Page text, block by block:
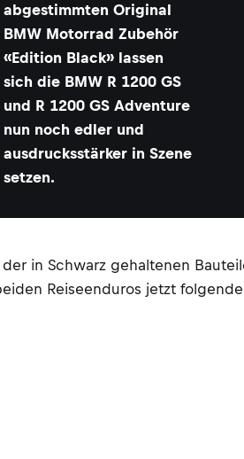
abgestimmten Original
BMW Motorrad Zubehör
«Edition Black» lassen
sich die BMW R 1200 GS
und R 1200 GS Adventure
nun noch edler und
ausdrucksstärker in Szene
setzen.
in Schwarz gehaltenen
Reiseenduros jetzt